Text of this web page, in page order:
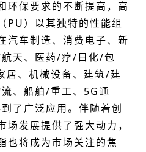
环保要求的不断提高，高
PU）以其独特的性能组
汽车制造、消费电子、新
天、医药/疗/日化/包
居、机械设备、建筑/建
、船舶/重工、5G通
了广泛应用。伴随着创
发展提供了强大动力，
也将成为市场关注的焦